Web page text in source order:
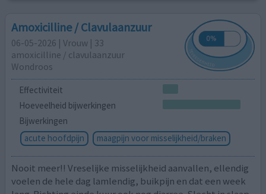
Amoxicilline / Clavulaanzuur
06-05-2026 | Vrouw | 33
amoxicilline / clavulaanzuur
Wondroos
Effectiviteit
Hoeveelheid bijwerkingen
Bijwerkingen
acute hoofdpijn
maagpijn voor misselijkheid/braken
Nooit meer!! Vreselijke misselijkheid aanvallen, ellendig
voelen de hele dag lamlendig, buikpijn en dat een week